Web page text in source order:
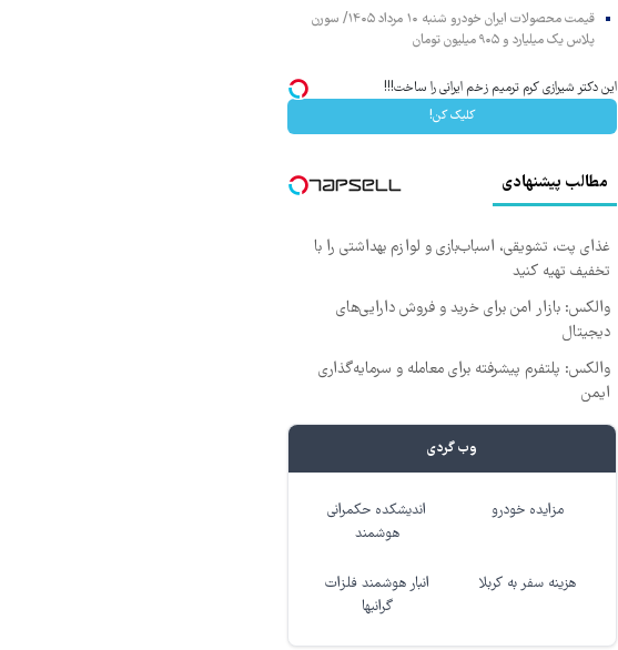
قیمت محصولات ایران خودرو شنبه ۱۰ مرداد ۱۴۰۵/ سورن
پلاس یک میلیارد و ۹۰۵ میلیون تومان
این دکتر شیرازی کرم ترمیم زخم ایرانی را ساخت!!!
کلیک کن!
مطالب پیشنهادی
غذای پت، تشویقی، اسباب‌بازی و لوازم بهداشتی را با
تخفیف تهیه کنید
والکس: بازار امن برای خرید و فروش دارایی‌های
دیجیتال
والکس: پلتفرم پیشرفته برای معامله و سرمایه‌گذاری
ایمن
وب گردی
مزایده خودرو
اندیشکده حکمرانی
هوشمند
هزینه سفر به کربلا
انبار هوشمند فلزات
گرانبها